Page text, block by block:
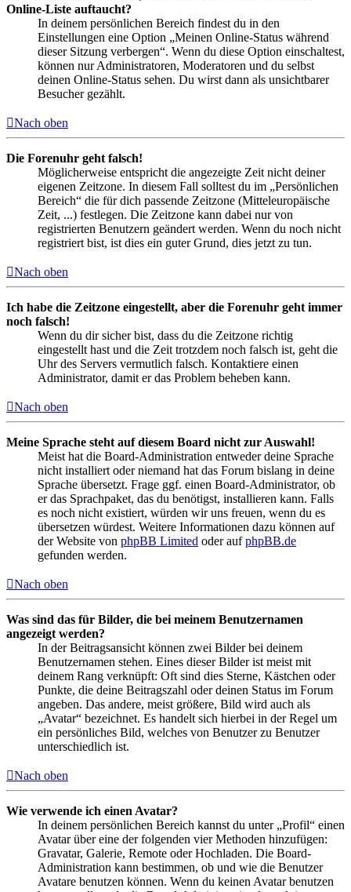
Online-Liste auftaucht?
In deinem persönlichen Bereich findest du in den
Einstellungen eine Option „Meinen Online-Status während
dieser Sitzung verbergen“. Wenn du diese Option einschaltest,
können nur Administratoren, Moderatoren und du selbst
deinen Online-Status sehen. Du wirst dann als unsichtbarer
Besucher gezählt.
Nach oben
Die Forenuhr geht falsch!
Möglicherweise entspricht die angezeigte Zeit nicht deiner
eigenen Zeitzone. In diesem Fall solltest du im „Persönlichen
Bereich“ die für dich passende Zeitzone (Mitteleuropäische
Zeit, ...) festlegen. Die Zeitzone kann dabei nur von
registrierten Benutzern geändert werden. Wenn du noch nicht
registriert bist, ist dies ein guter Grund, dies jetzt zu tun.
Nach oben
Ich habe die Zeitzone eingestellt, aber die Forenuhr geht immer
noch falsch!
Wenn du dir sicher bist, dass du die Zeitzone richtig
eingestellt hast und die Zeit trotzdem noch falsch ist, geht die
Uhr des Servers vermutlich falsch. Kontaktiere einen
Administrator, damit er das Problem beheben kann.
Nach oben
Meine Sprache steht auf diesem Board nicht zur Auswahl!
Meist hat die Board-Administration entweder deine Sprache
nicht installiert oder niemand hat das Forum bislang in deine
Sprache übersetzt. Frage ggf. einen Board-Administrator, ob
er das Sprachpaket, das du benötigst, installieren kann. Falls
es noch nicht existiert, würden wir uns freuen, wenn du es
übersetzen würdest. Weitere Informationen dazu können auf
der Website von phpBB Limited oder aufphpBB.de
gefunden werden.
Nach oben
Was sind das für Bilder, die bei meinem Benutzernamen
angezeigt werden?
In der Beitragsansicht können zwei Bilder bei deinem
Benutzernamen stehen. Eines dieser Bilder ist meist mit
deinem Rang verknüpft: Oft sind dies Sterne, Kästchen oder
Punkte, die deine Beitragszahl oder deinen Status im Forum
angeben. Das andere, meist größere, Bild wird auch als
„Avatar“ bezeichnet. Es handelt sich hierbei in der Regel um
ein persönliches Bild, welches von Benutzer zu Benutzer
unterschiedlich ist.
Nach oben
Wie verwende ich einen Avatar?
In deinem persönlichen Bereich kannst du unter „Profil“ einen
Avatar über eine der folgenden vier Methoden hinzufügen:
Gravatar, Galerie, Remote oder Hochladen. Die Board-
Administration kann bestimmen, ob und wie die Benutzer
Avatare benutzen können. Wenn du keinen Avatar benutzen